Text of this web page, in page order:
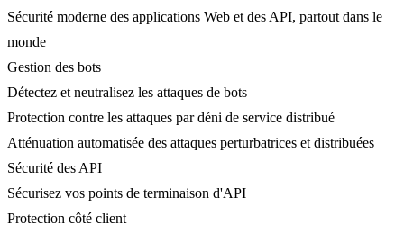
Sécurité moderne des applications Web et des API, partout dans le
monde
Gestion des bots
Détectez et neutralisez les attaques de bots
Protection contre les attaques par déni de service distribué
Atténuation automatisée des attaques perturbatrices et distribuées
Sécurité des API
Sécurisez vos points de terminaison d'API
Protection côté client